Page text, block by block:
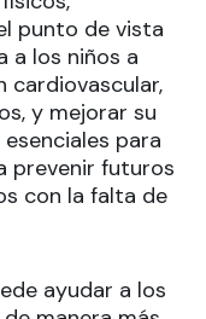
punto de vista
a los niños a
cardiovascular,
y mejorar su
para
prevenir futuros
con la falta de
ayudar a los